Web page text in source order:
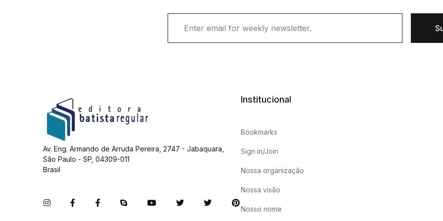
Av. Eng. Armando de Arruda Pereira, 2747 - Jabaquara,
São Paulo - SP, 04309-011
Brasil
InstagramFacebookFacebookSkype You TubeTwitter Twitter Pinterest
Institucional
Bookmarks
Sign in/Join
Nossa organização
Nossa visão
Nosso nome